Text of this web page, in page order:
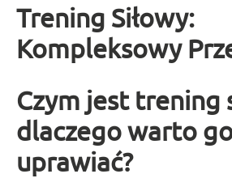
Trening Siłowy:
Kompleksowy
Czym jest trening
dlaczego warto
uprawiać?